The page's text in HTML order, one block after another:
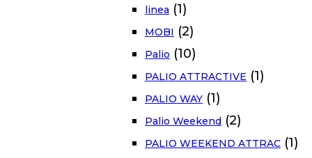
linea (1)
MOBI (2)
Palio (10)
PALIO ATTRACTIVE (1)
PALIO WAY (1)
Palio Weekend (2)
PALIO WEEKEND ATTRAC (1)